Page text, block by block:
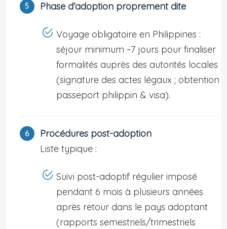
Phase d’adoption proprement dite
Voyage obligatoire en Philippines :
séjour minimum ~7 jours pour finaliser
formalités auprès des autorités locales
(signature des actes légaux ; obtention
passeport philippin & visa).
Procédures post-adoption
Liste typique :
Suivi post-adoptif régulier imposé
pendant 6 mois à plusieurs années
après retour dans le pays adoptant
(rapports semestriels/trimestriels